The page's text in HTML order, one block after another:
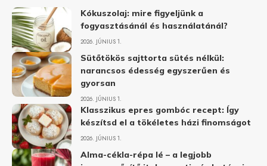
Kókuszolaj: mire figyeljünk a
fogyasztásánál és használatánál?
2026. JÚNIUS 1.
Sütőtökös sajttorta sütés nélkül:
narancsos édesség egyszerűen és
gyorsan
2026. JÚNIUS 1.
Klasszikus epres gombóc recept: Így
készítsd el a tökéletes házi finomságot
2026. JÚNIUS 1.
Alma-cékla-répa lé – a legjobb